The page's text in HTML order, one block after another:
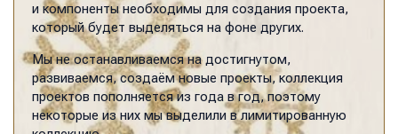
и компоненты необходимы для создания проекта,
который будет выделяться на фоне других.
Мы не останавливаемся на достигнутом,
развиваемся, создаём новые проекты, коллекция
проектов пополняется из года в год, поэтому
некоторые из них мы выделили в лимитированную